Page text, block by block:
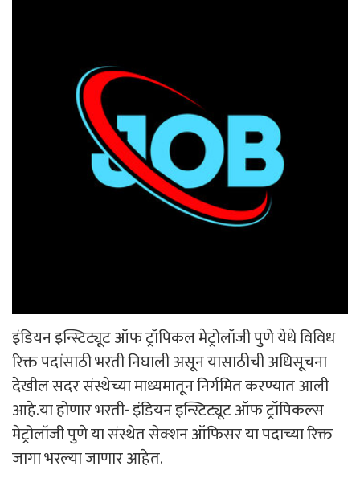
इंडियन इन्स्टिट्यूट ऑफ ट्रॉपिकल मेट्रोलॉजी पुणे येथे विविध
रिक्त पदांसाठी भरती निघाली असून यासाठीची अधिसूचना
देखील सदर संस्थेच्या माध्यमातून निर्गमित करण्यात आली
आहे.या होणार भरती- इंडियन इन्स्टिट्यूट ऑफ ट्रॉपिकल्स
मेट्रोलॉजी पुणे या संस्थेत सेक्शन ऑफिसर या पदाच्या रिक्त
जागा भरल्या जाणार आहेत.